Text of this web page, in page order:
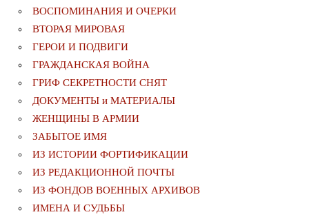
ВОСПОМИНАНИЯ И ОЧЕРКИ
ВТОРАЯ МИРОВАЯ
ГЕРОИ И ПОДВИГИ
ГРАЖДАНСКАЯ ВОЙНА
ГРИФ СЕКРЕТНОСТИ СНЯТ
ДОКУМЕНТЫ и МАТЕРИАЛЫ
ЖЕНЩИНЫ В АРМИИ
ЗАБЫТОЕ ИМЯ
ИЗ ИСТОРИИ ФОРТИФИКАЦИИ
ИЗ РЕДАКЦИОННОЙ ПОЧТЫ
ИЗ ФОНДОВ ВОЕННЫХ АРХИВОВ
ИМЕНА И СУДЬБЫ